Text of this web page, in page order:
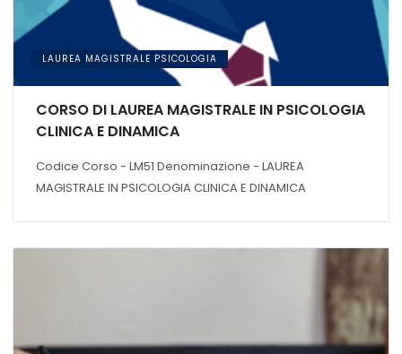
LAUREA MAGISTRALE PSICOLOGIA
CORSO DI LAUREA MAGISTRALE IN PSICOLOGIA
CLINICA E DINAMICA
Codice Corso - LM51 Denominazione - LAUREA
MAGISTRALE IN PSICOLOGIA CLINICA E DINAMICA